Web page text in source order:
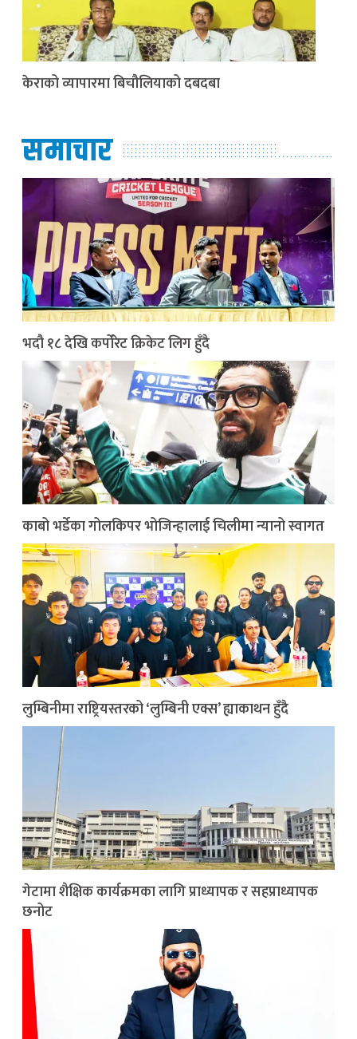
केराको व्यापारमा बिचौलियाको दबदबा
समाचार
भदौ १८ देखि कर्पोरेट क्रिकेट लिग हुँदै
काबो भर्डेका गोलकिपर भोजिन्हालाई चिलीमा न्यानो स्वागत
लुम्बिनीमा राष्ट्रियस्तरको ‘लुम्बिनी एक्स’ ह्याकाथन हुँदै
गेटामा शैक्षिक कार्यक्रमका लागि प्राध्यापक र सहप्राध्यापक
छनोट